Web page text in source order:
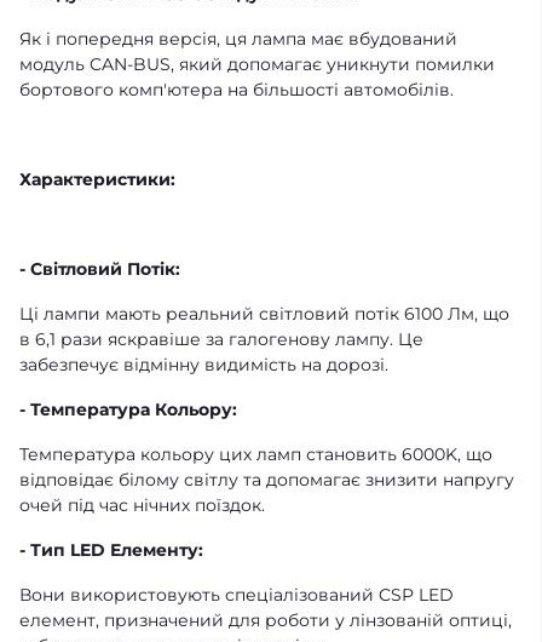
Як і попередня версія, ця лампа має вбудований
модуль CAN-BUS, який допомагає уникнути помилки
бортового комп'ютера на більшості автомобілів.
Характеристики:
- Світловий Потік:
Ці лампи мають реальний світловий потік 6100 Лм, що
в 6,1 рази яскравіше за галогенову лампу. Це
забезпечує відмінну видимість на дорозі.
- Температура Кольору:
Температура кольору цих ламп становить 6000K, що
відповідає білому світлу та допомагає знизити напругу
очей під час нічних поїздок.
- Тип LED Елементу:
Вони використовують спеціалізований CSP LED
елемент, призначений для роботи у лінзованій оптиці,